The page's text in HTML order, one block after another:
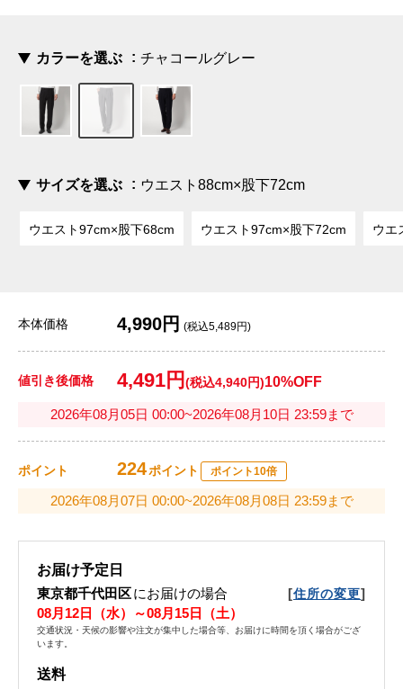
カラーを選ぶ チャコールグレー
サイズを選ぶ ウエスト88cm×股下72cm
ウエスト97cm×股下68cm ウエスト97cm×股下72cm ウエ
本体価格 4,990円 (税込5,489円)
値引き後価格 4,491円 (税込4,940円)10%OFF
2026年08月05日 00:00~2026年08月10日 23:59まで
ポイント 224ポイント ポイント10倍
2026年08月07日 00:00~2026年08月08日 23:59まで
お届け予定日
東京都千代田区にお届けの場合 [住所の変更]
08月12日（水）～08月15日（土）
交通状況・天候の影響や注文が集中した場合等、お届けに時間を頂く場合がござ
います。
送料